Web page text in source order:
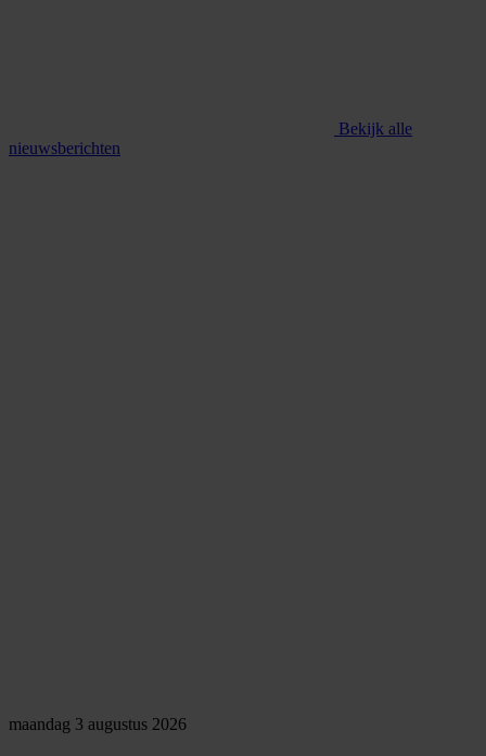
Bekijk alle
nieuwsberichten
maandag 3 augustus 2026